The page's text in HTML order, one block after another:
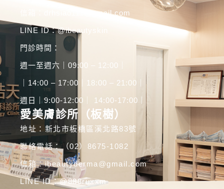
信箱：drhsiao111@gmail.com
LINE ID：@ibeautyskin
門診時間：
週一至週六｜09:00 – 12:00｜
｜14:00 – 17:00｜18:00 – 21:00｜
週日｜9:00-12:00｜ 14:00-17:00｜
愛美膚診所（板樹）
地址：新北市板橋區溪北路83號
聯絡電話：（02）8675-1082
信箱：ibeautyderma@gmail.com
LINE ID：@888ruxxm